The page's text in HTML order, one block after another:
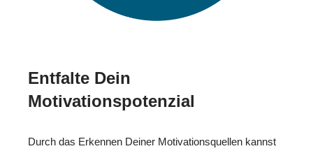
Entfalte Dein
Motivationspotenzial
Durch das Erkennen Deiner Motivationsquellen kannst